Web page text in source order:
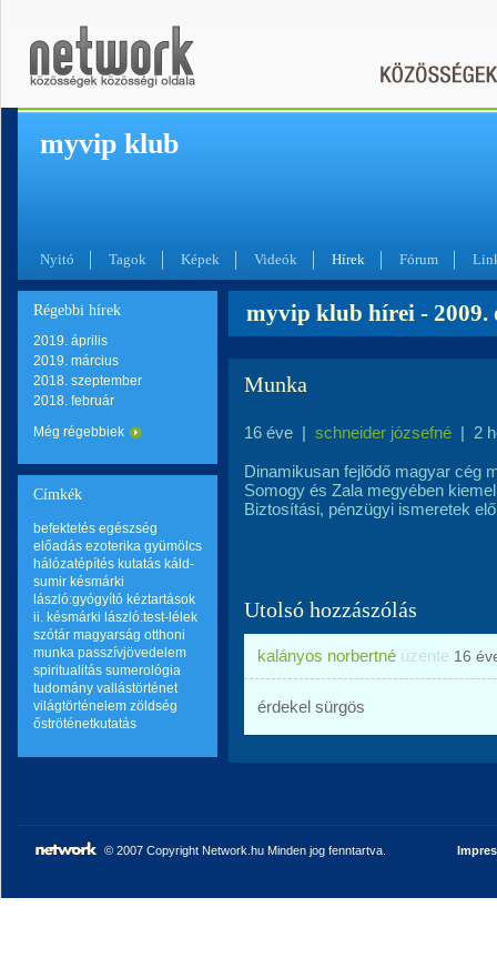
myvip klub
Nyitó Tagok Képek Videók Hírek Fórum
Régebbi hírek
2019. április
2019. március
2018. szeptember
2018. február
Még régebbiek
Címkék
befektetés egészség
előadás ezoterika gyümölcs
hálózatépítés kutatás káld-
sumir késmárki
lászló:gyógyító kéztartások
ii. késmárki lászló:test-lélek
szótár magyarság otthoni
munka passzívjövedelem
spiritualitás sumerológia
tudomány vallástörténet
világtörténelem zöldség
őströténetkutatás
myvip klub hírei - 2009.
Munka
16 éve | schneider józsefné | 2
Dinamikusan fejlődő magyar cég
Somogy és Zala megyében
Biztosítási, pénzügyi ismeretek
Utolsó hozzászólás
kalányos norbertné üzente 16
érdekel sürgös
© 2007 Copyright Network.hu Minden jog fenntartva.